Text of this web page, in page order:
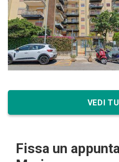
VEDI
Fissa un